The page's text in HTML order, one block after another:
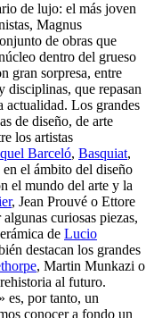
de lujo: el más joven
Magnus
de obras que
dentro del grueso
gran sorpresa, entre
disciplinas, que repasan
actualidad. Los grandes
de diseño, de arte
los artistas
Barceló, Basquiat,
en el ámbito del diseño
el mundo del arte y la
, Jean Prouvé o Ettore
curiosas piezas,
de Lucio
destacan los grandes
, Martin Munkazi o
al futuro.
es, por tanto, un
conocer a fondo un